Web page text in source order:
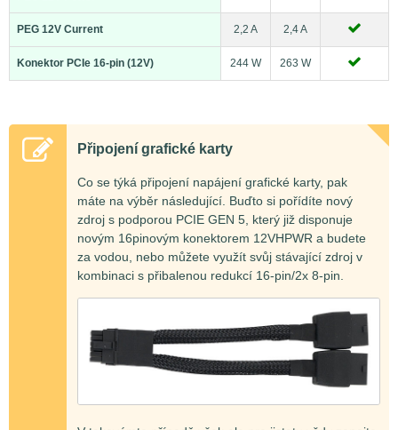
PEG 12V Current 2,2 A 2,4 A
Konektor PCIe 16-pin (12V) 244 W 263 W
Připojení grafické karty
Co se týká připojení napájení grafické karty, pak
máte na výběr následující. Buďto si pořídíte nový
zdroj s podporou PCIE GEN 5, který již disponuje
novým 16pinovým konektorem 12VHPWR a budete
za vodou, nebo můžete využít svůj stávající zdroj v
kombinaci s přibalenou redukcí 16-pin/2x 8-pin.